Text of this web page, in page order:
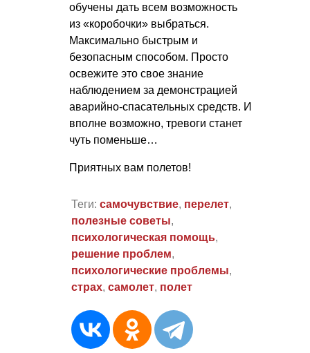
обучены дать всем возможность
из «коробочки» выбраться.
Максимально быстрым и
безопасным способом. Просто
освежите это свое знание
наблюдением за демонстрацией
аварийно-спасательных средств. И
вполне возможно, тревоги станет
чуть поменьше…
Приятных вам полетов!
Теги: самочувствие, перелет,
полезные советы,
психологическая помощь,
решение проблем,
психологические проблемы,
страх, самолет, полет